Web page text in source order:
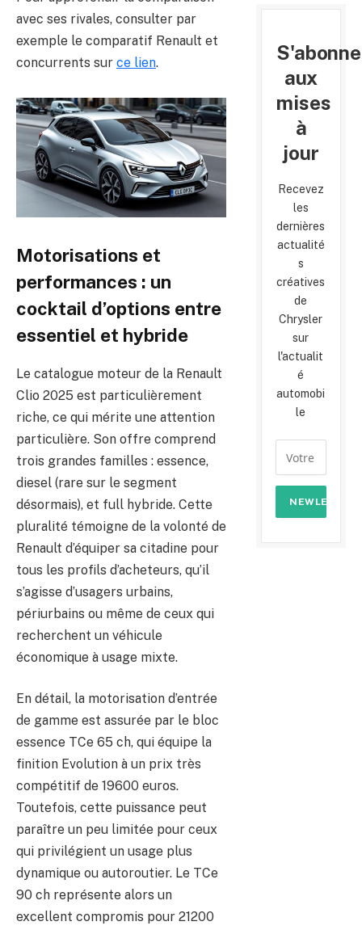
avec ses rivales, consulter par
exemple le comparatif Renault et
concurrents sur ce lien.
Motorisations et
performances : un
cocktail d’options entre
essentiel et hybride
Le catalogue moteur de la Renault
Clio 2025 est particulièrement
riche, ce qui mérite une attention
particulière. Son offre comprend
trois grandes familles : essence,
diesel (rare sur le segment
désormais), et full hybride. Cette
pluralité témoigne de la volonté de
Renault d’équiper sa citadine pour
tous les profils d’acheteurs, qu’il
s’agisse d’usagers urbains,
périurbains ou même de ceux qui
recherchent un véhicule
économique à usage mixte.
En détail, la motorisation d’entrée
de gamme est assurée par le bloc
essence TCe 65 ch, qui équipe la
finition Evolution à un prix très
compétitif de 19600 euros.
Toutefois, cette puissance peut
paraître un peu limitée pour ceux
qui privilégient un usage plus
dynamique ou autoroutier. Le TCe
90 ch représente alors un
excellent compromis pour 21200
aux
mises
à
jour
Recevez
les
dernières
actualité
s
créatives
de
Chrysler
sur
l'actualit
é
automobi
le